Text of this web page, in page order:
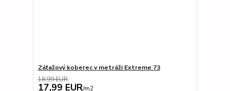
Záťažový koberec v metráži Extreme 73
18,99 EUR
17,99 EUR/m2